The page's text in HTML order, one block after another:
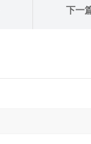
下一